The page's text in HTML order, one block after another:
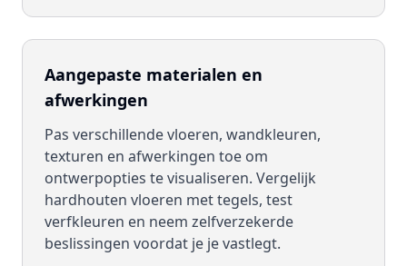
Aangepaste materialen en
afwerkingen
Pas verschillende vloeren, wandkleuren,
texturen en afwerkingen toe om
ontwerpopties te visualiseren. Vergelijk
hardhouten vloeren met tegels, test
verfkleuren en neem zelfverzekerde
beslissingen voordat je je vastlegt.